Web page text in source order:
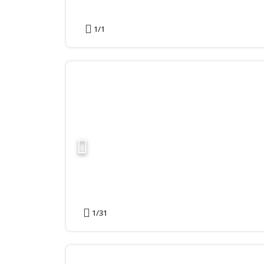
1/1
1/31